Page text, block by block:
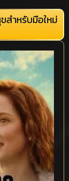
สำหรับมือใหม่